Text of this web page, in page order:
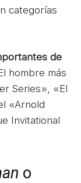
categorías
de
hombre más
Series», «El
«Arnold
Invitational
o